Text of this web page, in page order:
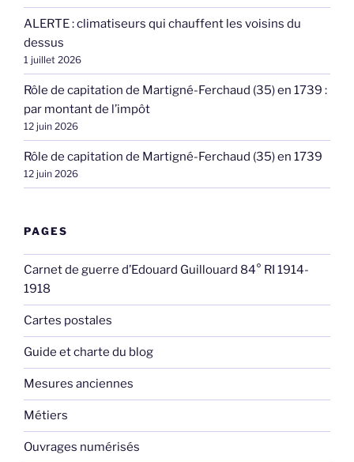
ALERTE : climatiseurs qui chauffent les voisins du
dessus
1 juillet 2026
Rôle de capitation de Martigné-Ferchaud (35) en 1739 :
par montant de l’impôt
12 juin 2026
Rôle de capitation de Martigné-Ferchaud (35) en 1739
12 juin 2026
PAGES
Carnet de guerre d’Edouard Guillouard 84° RI 1914-
1918
Cartes postales
Guide et charte du blog
Mesures anciennes
Métiers
Ouvrages numérisés